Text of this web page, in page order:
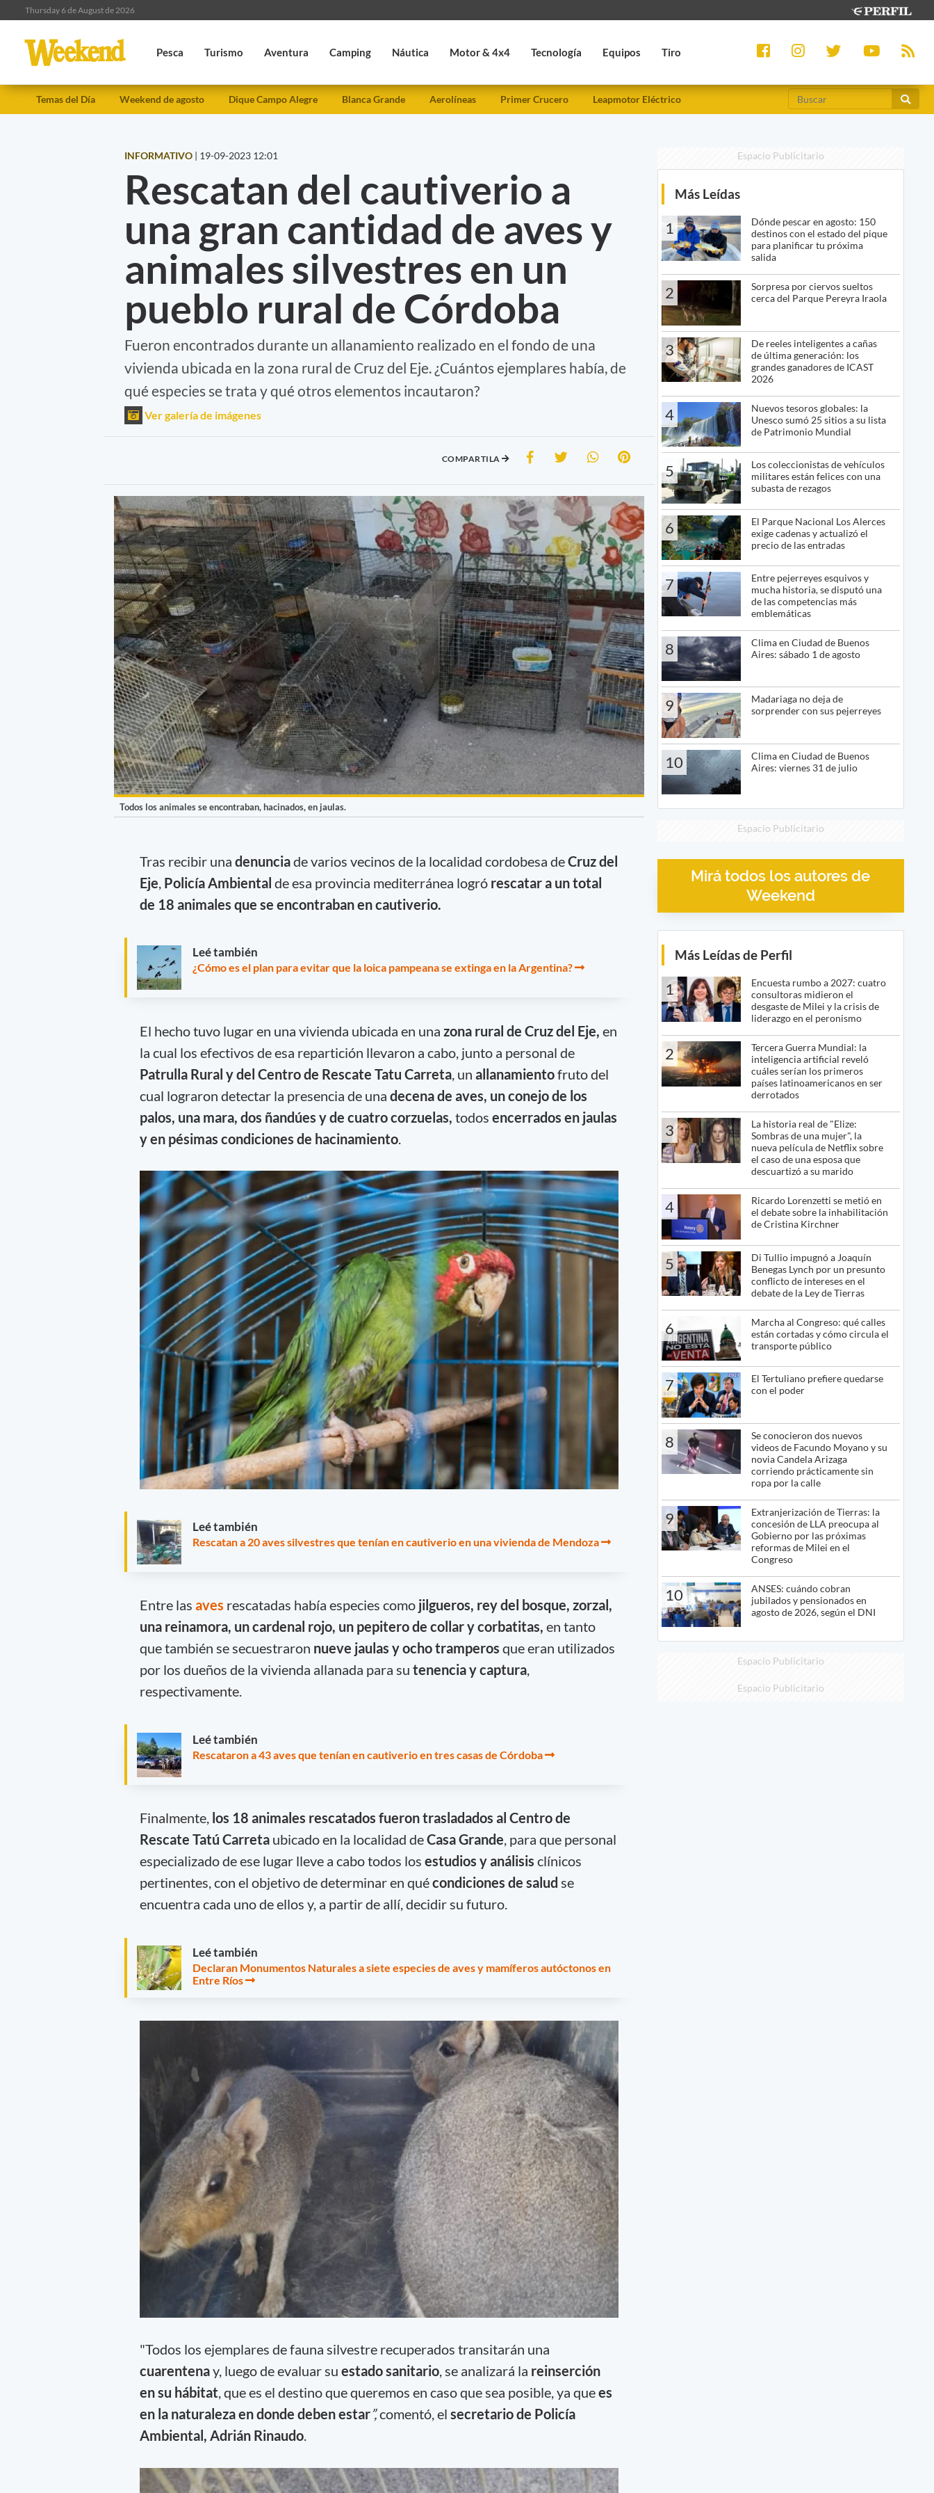
Thursday 6 de August de 2026
Pesca Turismo Aventura Camping Náutica Motor & 4x4 Tecnología Equipos Tiro
Temas del Día Weekend de agosto Dique Campo Alegre Blanca Grande Aerolíneas Primer Crucero Leapmotor Eléctrico
INFORMATIVO | 19-09-2023 12:01
Rescatan del cautiverio a
una gran cantidad de aves y
animales silvestres en un
pueblo rural de Córdoba
Fueron encontrados durante un allanamiento realizado en el fondo de una
vivienda ubicada en la zona rural de Cruz del Eje. ¿Cuántos ejemplares había, de
qué especies se trata y qué otros elementos incautaron?
Ver galería de imágenes
COMPARTILA
Todos los animales se encontraban, hacinados, en jaulas.
Tras recibir una denunciade varios vecinos de la localidad cordobesa deCruz del
Eje Policía Ambiental de esa provincia mediterránea logró rescatar a un total
de 18 animales que se encontraban en cautiverio.
Leé también
¿Cómo es el plan para evitar que la loica pampeana se extinga en la Argentina?
El hecho tuvo lugar en una vivienda ubicada en una zona rural de Cruz del Eje, en
la cual los efectivos de esa repartición llevaron a cabo, junto a personal de
Patrulla Rural y del Centro de Rescate Tatu Carreta, un allanamientofruto del
cual lograron detectar la presencia de una decena de aves, un conejo de los
palos, una mara, dos ñandúes y de cuatro corzuelas, todos encerrados en jaulas
y en pésimas condiciones de hacinamiento.
Leé también
Rescatan a 20 aves silvestres que tenían en cautiverio en una vivienda de Mendoza
Entre las aves rescatadas había especies como jilgueros, rey del bosque, zorzal,
una reinamora, un cardenal rojo, un pepitero de collar y corbatitas, en tanto
que también se secuestraron nueve jaulas y ocho tramperos que eran utilizados
por los dueños de la vivienda allanada para su tenencia y captura,
respectivamente.
Leé también
Rescataron a 43 aves que tenían en cautiverio en tres casas de Córdoba
Finalmente, los 18 animales rescatados fuerontrasladados al Centro de
Rescate Tatú Carreta ubicado en la localidad deCasa Grande, para que personal
especializado de ese lugar lleve a cabo todos los estudios y análisis clínicos
pertinentes, con el objetivo de determinar en quécondiciones de salud se
encuentra cada uno de ellos y, a partir de allí, decidir su futuro.
Leé también
Declaran Monumentos Naturales a siete especies de aves y mamíferos autóctonos en
Entre Ríos
"Todos los ejemplares de fauna silvestre recuperados transitarán una
cuarentenay, luego de evaluar su estado sanitario, se analizará la reinserción
en su hábitat, que es el destino que queremos en caso que sea posible, ya quees
en la naturaleza en donde deben estar”,comentó, el secretario de Policía
Ambiental, Adrián Rinaudo.
Espacio Publicitario
Más Leídas
1
Dónde pescar en agosto: 150
destinos con el estado del pique
para planificar tu próxima
salida
2
Sorpresa por ciervos sueltos
cerca del Parque Pereyra Iraola
3
De reeles inteligentes a cañas
de última generación: los
grandes ganadores de ICAST
2026
4
Nuevos tesoros globales: la
Unesco sumó 25 sitios a su lista
de Patrimonio Mundial
5
Los coleccionistas de vehículos
militares están felices con una
subasta de rezagos
6
El Parque Nacional Los Alerces
exige cadenas y actualizó el
precio de las entradas
7
Entre pejerreyes esquivos y
mucha historia, se disputó una
de las competencias más
emblemáticas
8
Clima en Ciudad de Buenos
Aires: sábado 1 de agosto
9
Madariaga no deja de
sorprender con sus pejerreyes
10
Clima en Ciudad de Buenos
Aires: viernes 31 de julio
Espacio Publicitario
Mirá todos los autores de
Weekend
Más Leídas de Perfil
1
Encuesta rumbo a 2027: cuatro
consultoras midieron el
desgaste de Milei y la crisis de
liderazgo en el peronismo
2
Tercera Guerra Mundial: la
inteligencia artificial reveló
cuáles serían los primeros
países latinoamericanos en ser
derrotados
3
La historia real de "Elize:
Sombras de una mujer", la
nueva película de Netflix sobre
el caso de una esposa que
descuartizó a su marido
4
Ricardo Lorenzetti se metió en
el debate sobre la inhabilitación
de Cristina Kirchner
5
Di Tullio impugnó a Joaquín
Benegas Lynch por un presunto
conflicto de intereses en el
debate de la Ley de Tierras
6
Marcha al Congreso: qué calles
están cortadas y cómo circula el
transporte público
7
El Tertuliano prefiere quedarse
con el poder
8
Se conocieron dos nuevos
videos de Facundo Moyano y su
novia Candela Arizaga
corriendo prácticamente sin
ropa por la calle
9
Extranjerización de Tierras: la
concesión de LLA preocupa al
Gobierno por las próximas
reformas de Milei en el
Congreso
10
ANSES: cuándo cobran
jubilados y pensionados en
agosto de 2026, según el DNI
Espacio Publicitario
Espacio Publicitario